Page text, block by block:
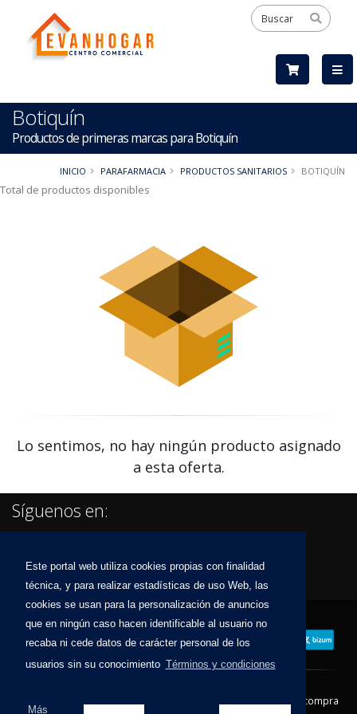
Este portal web utiliza cookies propias con finalidad
técnica, y para realizar estadísticas de uso Web, las
cookies se usan para la personalización de anuncios
que en ningún caso hacen identificable al usuario no
recaba ni cede datos de carácter personal de los
usuarios sin su conocimiento Términos y condiciones
Más
Botiquín
Productos de primeras marcas para Botiquín
INICIO PARAFARMACIA PRODUCTOS SANITARIOS BOTIQUÍN
Total de productos disponibles
Lo sentimos, no hay ningún producto asignado
a esta oferta.
Síguenos en:
Condiciones de compra